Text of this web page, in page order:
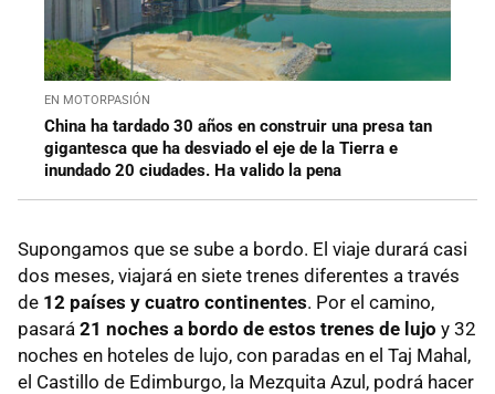
EN MOTORPASIÓN
China ha tardado 30 años en construir una presa tan
gigantesca que ha desviado el eje de la Tierra e
inundado 20 ciudades. Ha valido la pena
Supongamos que se sube a bordo. El viaje durará casi
dos meses, viajará en siete trenes diferentes a través
de 12 países y cuatro continentes. Por el camino,
pasará 21 noches a bordo de estos trenes de lujo y 32
noches en hoteles de lujo, con paradas en el Taj Mahal,
el Castillo de Edimburgo, la Mezquita Azul, podrá hacer